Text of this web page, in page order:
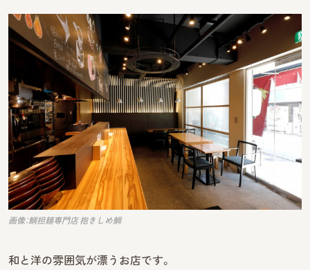
画像：鯛担麺専門店 抱きしめ鯛
和と洋の雰囲気が漂うお店です。